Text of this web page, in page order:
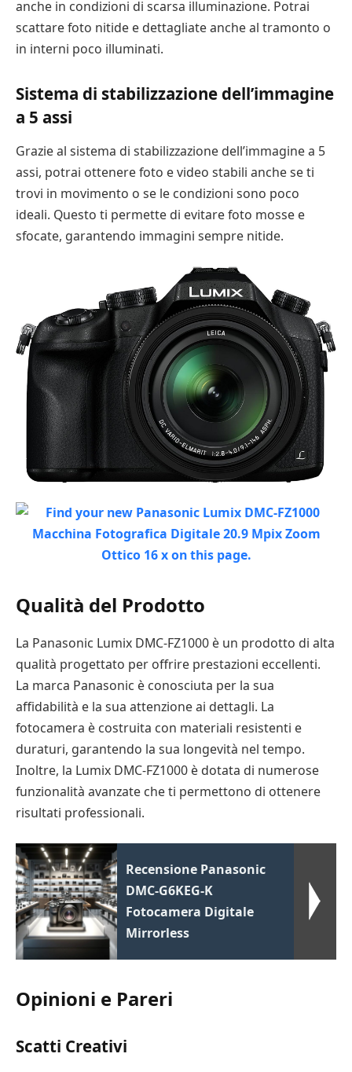
anche in condizioni di scarsa illuminazione. Potrai
scattare foto nitide e dettagliate anche al tramonto o
in interni poco illuminati.
Sistema di stabilizzazione dell’immagine
a 5 assi
Grazie al sistema di stabilizzazione dell’immagine a 5
assi, potrai ottenere foto e video stabili anche se ti
trovi in movimento o se le condizioni sono poco
ideali. Questo ti permette di evitare foto mosse e
sfocate, garantendo immagini sempre nitide.
Qualità del Prodotto
La Panasonic Lumix DMC-FZ1000 è un prodotto di alta
qualità progettato per offrire prestazioni eccellenti.
La marca Panasonic è conosciuta per la sua
affidabilità e la sua attenzione ai dettagli. La
fotocamera è costruita con materiali resistenti e
duraturi, garantendo la sua longevità nel tempo.
Inoltre, la Lumix DMC-FZ1000 è dotata di numerose
funzionalità avanzate che ti permettono di ottenere
risultati professionali.
Recensione Panasonic
DMC-G6KEG-K
Fotocamera Digitale
Mirrorless
Opinioni e Pareri
Scatti Creativi